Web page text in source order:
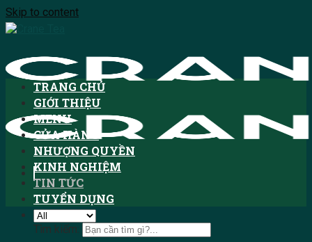
Skip to content
Tìm kiếm:
TRANG CHỦ
GIỚI THIỆU
MENU
CỬA HÀNG
NHƯỢNG QUYỀN
KINH NGHIỆM
TIN TỨC
TUYỂN DỤNG